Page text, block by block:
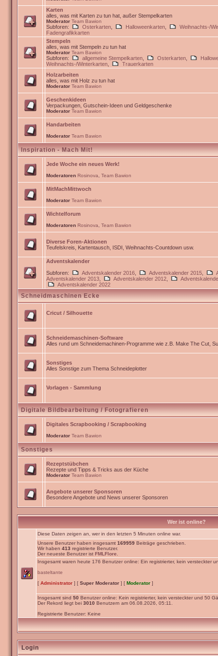
Karten
alles, was mit Karten zu tun hat, außer Stempelkarten
Moderator Team Bawion
Subforen: Osterkarten Halloweenkarten
Weihnachts-/
Fadengrafikkarten
Stempeln
alles, was mit Stempeln zu tun hat
Moderator Team Bawion
Subforen: allgemeine Stempelkarten Osterkarten
Weihnachts-/Winterkarten
Trauerkarten
Holzarbeiten
alles, was mit Holz zu tun hat
Moderator Team Bawion
Geschenkideen
Verpackungen, Gutschein-Ideen und Geldgeschenke
Moderator Team Bawion
Handarbeiten
Moderator Team Bawion
Inspiration - Mach Mit!
Jede Woche ein neues Werk!
Moderatoren Rosinova Team Bawion
MitMachMittwoch
Moderator Team Bawion
Wichtelforum
Moderatoren Rosinova Team Bawion
Diverse Foren-Aktionen
Teufelskreis, Kartentausch, ISDI, Weihnachts-Countdown usw.
Adventskalender
Subforen:
Adventskalender 2016 Adventskalender 2015
Adventskalender 2013
Adventskalender 2012
Adventskalender 2022
Schneidmaschinen Ecke
Cricut / Silhouette
Schneidemaschinen-Software
Alles rund um Schneidemachinen-Programme wie z.B. Make The Cut,
Sonstiges
Alles Sonstige zum Thema Schneideplotter
Vorlagen - Sammlung
Digitale Bildbearbeitung / Fotografieren
Digitales Scrapbooking / Scrapbooking
Moderator Team Bawion
Sonstiges
Rezeptstübchen
Rezepte und Tipps & Tricks aus der Küche
Moderator Team Bawion
Angebote unserer Sponsoren
Besondere Angebote und News unserer Sponsoren
Wer ist online?
Diese Daten zeigen an, wer in den letzten 5 Minuten online war.
Unsere Benutzer haben insgesamt 169959 Beiträge geschrieben.
Wir haben 413 registrierte Benutzer.
Der neueste Benutzer ist FMLFlore
Insgesamt waren heute 176 Benutzer online: Ein registrierter, kein versteckter
basteltante
[ Administrator ] [ Super Moderator ] [ Moderator ]
Insgesamt sind 50 Benutzer online: Kein registrierter, kein versteckter und 50
Der Rekord liegt bei 3010 Benutzern am 06.08.2026, 05:11.
Registrierte Benutzer: Keine
Login